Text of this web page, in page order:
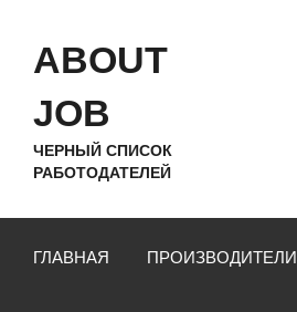
ABOUT
JOB
ЧЕРНЫЙ СПИСОК
РАБОТОДАТЕЛЕЙ
ГЛАВНАЯ ПРОИЗВОДИТЕЛИ